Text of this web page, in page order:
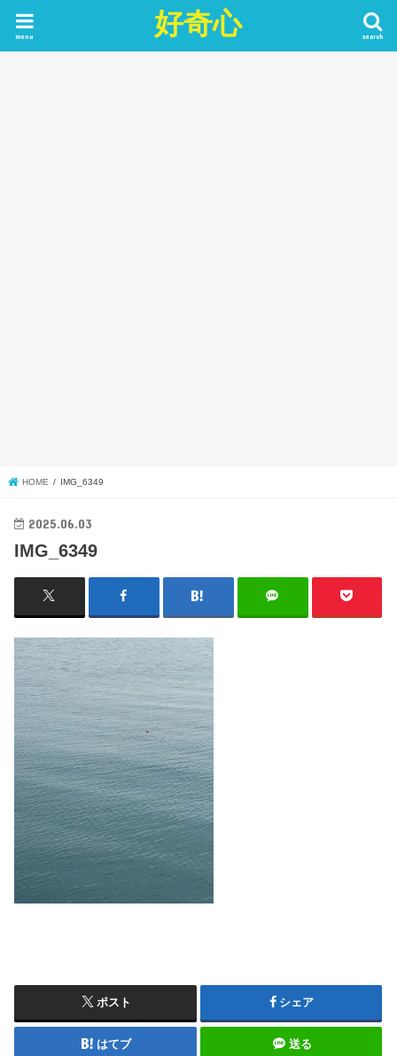
好奇心 search
menu
HOME IMG_6349
2025.06.03
IMG_6349
ポスト シェア
はてブ 送る